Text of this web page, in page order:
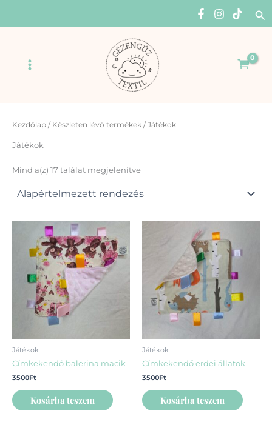
Menu
Kezdőlap / Készleten lévő termékek / Játékok
Játékok
Mind a(z) 17 találat megjelenítve
Játékok
Címkekendő balerina macik
3500Ft
Kosárba teszem
Játékok
Címkekendő erdei állatok
3500Ft
Kosárba teszem